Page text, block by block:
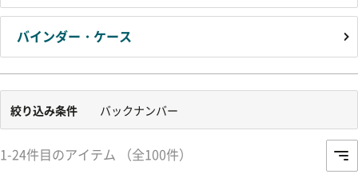
バインダー・ケース
絞り込み条件 バックナンバー
1-24件目のアイテム （全100件）